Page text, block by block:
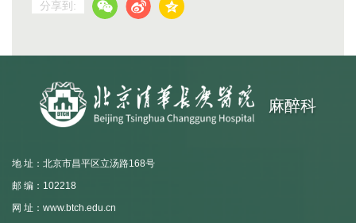
分享到:
麻醉科
地 址：北京市昌平区立汤路168号
邮 编：102218
网 址：www.btch.edu.cn